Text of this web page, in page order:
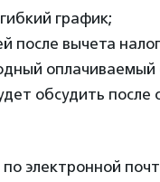
график;
после вычета
оплачиваемый
обсудить после
электронной